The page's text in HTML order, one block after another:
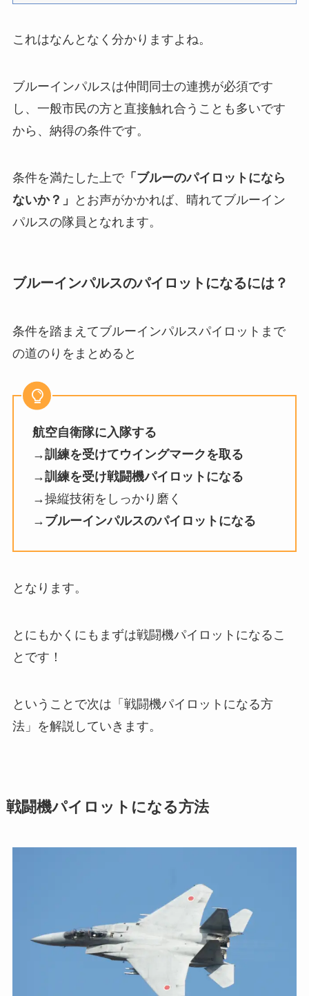
これはなんとなく分かりますよね。
ブルーインパルスは仲間同士の連携が必須です
し、一般市民の方と直接触れ合うことも多いです
から、納得の条件です。
条件を満たした上で「ブルーのパイロットになら
ないか？」
とお声がかかれば、晴れてブルーイン
パルスの隊員となれます。
ブルーインパルスのパイロットになるには？
条件を踏まえてブルーインパルスパイロットまで
の道のりをまとめると
航空自衛隊に入隊する
→訓練を受けてウイングマークを取る
→訓練を受け戦闘機パイロットになる
→操縦技術をしっかり磨く
→ ブルーインパルスのパイロットになる
となります。
とにもかくにもまずは戦闘機パイロットになるこ
とです！
ということで次は「戦闘機パイロットになる方
法」を解説していきます。
戦闘機パイロットになる方法